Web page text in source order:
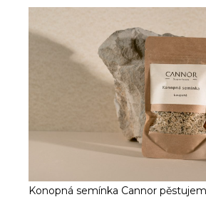
Konopná semínka Cannor